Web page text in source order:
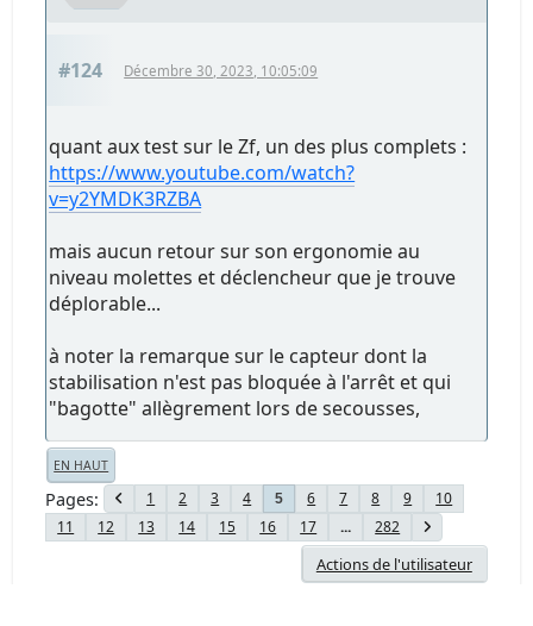
#124 Décembre 30, 2023, 10:05:09
quant aux test sur le Zf, un des plus complets :
https://www.youtube.com/watch?
v=y2YMDK3RZBA
mais aucun retour sur son ergonomie au
niveau molettes et déclencheur que je trouve
déplorable...
à noter la remarque sur le capteur dont la
stabilisation n'est pas bloquée à l'arrêt et qui
"bagotte" allègrement lors de secousses,
EN HAUT
Pages 1 2 3 4 5 6 7 8 9
10
11
12 13 14 15 16 17 ... 282
Actions de l'utilisateur